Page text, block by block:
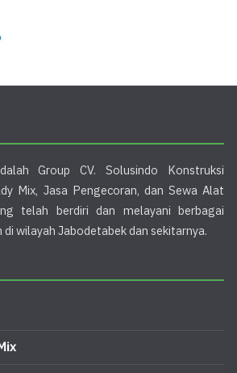
Group CV. Solusindo Konstruksi
Mix, Jasa Pengecoran, dan Sewa Alat
telah berdiri dan melayani berbagai
wilayah Jabodetabek dan sekitarnya.